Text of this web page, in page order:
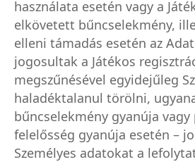
használata esetén vagy a
elkövetett bűncselekmény,
elleni támadás esetén az
jogosultak a Játékos
megszűnésével egyidejűleg
haladéktalanul törölni,
bűncselekmény gyanúja
felelősség gyanúja esetén –
Személyes adatokat a